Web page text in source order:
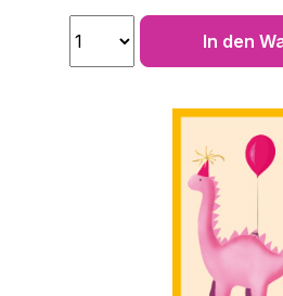
In den